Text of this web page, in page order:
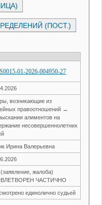
(ПОСТ.)
01-2026-004950-27
возникающие из
правоотношений →
алиментов на
несовершеннолетних
Ирина Валерьевна
жалоба)
ЧАСТИЧНО
единолично судьей